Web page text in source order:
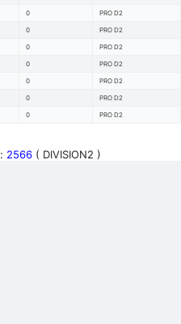
0 PRO D2
0 PRO D2
0 PRO D2
0 PRO D2
0 PRO D2
0 PRO D2
0 PRO D2
: 2566 ( DIVISION2 )